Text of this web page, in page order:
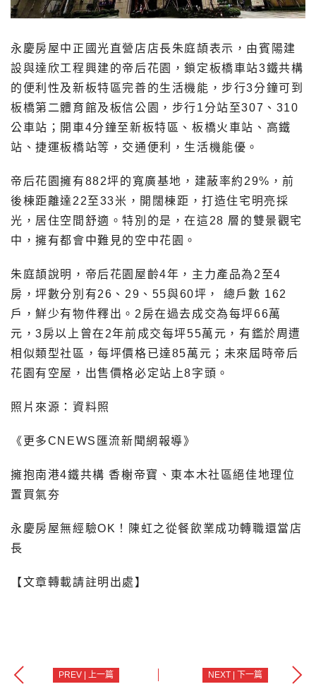
永慶房屋中正國光直營店店長朱庭頡表示，由賓陽建
設與達欣工程興建的帝后花園，鎖定板橋車站3鐵共構
的便利性及新板特區完善的生活機能，步行3分鐘可到
板橋第二體育館及板信公園，步行1分站至307、310
公車站；開車4分鐘至新板特區、板橋火車站、高鐵
站、捷運板橋站等，交通便利，生活機能優。
帝后花園擁有882坪的寬廣基地，建蔽率約29%，前
後棟距離達22至33米，開闊棟距，打造住宅明亮採
光，居住空間舒適。特別的是，在這28 層的雙景觀宅
中，擁有都會中難見的空中花園。
朱庭頡說明，帝后花園屋齡4年，主力產品為2至4
房，坪數分別有26、29、55與60坪， 總戶數 162
戶，鮮少有物件釋出。2房在過去成交為每坪66萬
元，3房以上曾在2年前成交每坪55萬元，有鑑於周遭
相似類型社區，每坪價格已達85萬元；未來屆時帝后
花園有空屋，出售價格必定站上8字頭。
照片來源：資料照
《更多CNEWS匯流新聞網報導》
擁抱南港4鐵共構 香榭帝寶、東本木社區絕佳地理位
置買氣夯
永慶房屋無經驗OK！陳虹之從餐飲業成功轉職還當店
長
【文章轉載請註明出處】
PREV | 上一篇 NEXT | 下一篇